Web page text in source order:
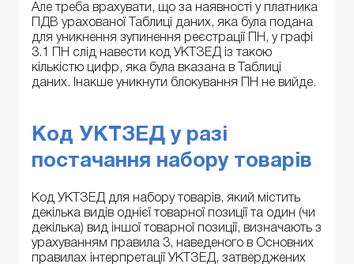
Але треба врахувати, що за наявності у платника
ПДВ урахованої Таблиці даних, яка була подана
для уникнення зупинення реєстрації ПН, у графі
3.1 ПН слід навести код УКТЗЕД із такою
кількістю цифр, яка була вказана в Таблиці
даних. Інакше уникнути блокування ПН не вийде.
Код УКТЗЕД у разі
постачання набору товарів
Код УКТЗЕД для набору товарів, який містить
декілька видів однієї товарної позиції та один (чи
декілька) вид іншої товарної позиції, визначають з
урахуванням правила 3, наведеного в Основних
правилах інтерпретації УКТЗЕД, затверджених